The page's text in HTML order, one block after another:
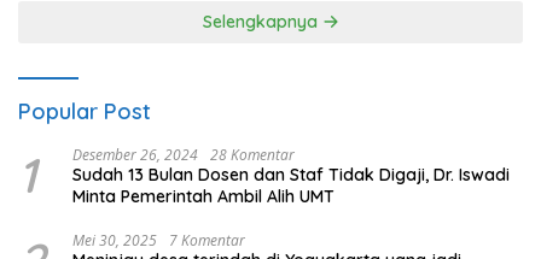
Selengkapnya
Popular Post
1 Desember 26, 2024 28 Komentar
Sudah 13 Bulan Dosen dan Staf Tidak Digaji, Dr. Iswadi
Minta Pemerintah Ambil Alih UMT
Mei 30, 2025 7 Komentar